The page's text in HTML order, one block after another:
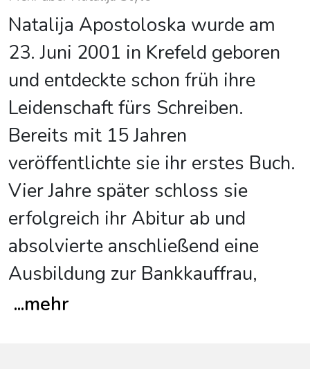
Natalija Apostoloska wurde am
23. Juni 2001 in Krefeld geboren
und entdeckte schon früh ihre
Leidenschaft fürs Schreiben.
Bereits mit 15 Jahren
veröffentlichte sie ihr erstes Buch.
Vier Jahre später schloss sie
erfolgreich ihr Abitur ab und
absolvierte anschließend eine
Ausbildung zur Bankkauffrau,
...mehr